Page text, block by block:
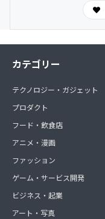
カテゴリー
テクノロジー・ガジェット
プロダクト
フード・飲食店
アニメ・漫画
ファッション
ゲーム・サービス開発
ビジネス・起業
アート・写真